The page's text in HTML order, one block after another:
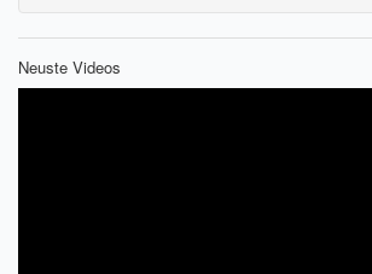
Widerrufsrecht
Widerrufsbelehrung für den Verkauf
Neuste Videos